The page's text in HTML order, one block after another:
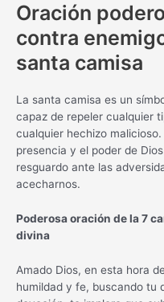
Oración
contra
santa camisa
La santa camisa es un
capaz de repeler cualquier
cualquier hechizo
presencia y el poder de
resguardo ante las
acecharnos.
Poderosa oración de la 7
divina
Amado Dios, en esta hora
humildad y fe, buscando tu